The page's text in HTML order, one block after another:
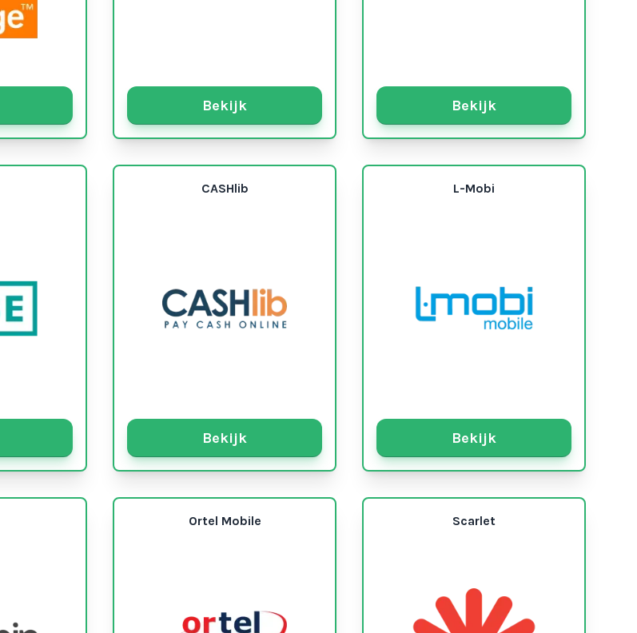
Bekijk Bekijk
CASHlib
Bekijk
L-Mobi
Bekijk
Ortel Mobile Scarlet